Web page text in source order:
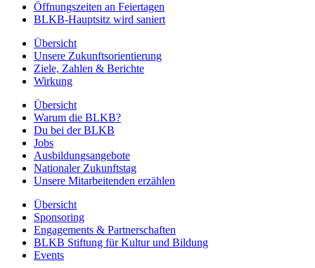
Öffnungszeiten an Feiertagen
BLKB-Hauptsitz wird saniert
Übersicht
Unsere Zukunftsorientierung
Ziele, Zahlen & Berichte
Wirkung
Übersicht
Warum die BLKB?
Du bei der BLKB
Jobs
Ausbildungsangebote
Nationaler Zukunftstag
Unsere Mitarbeitenden erzählen
Übersicht
Sponsoring
Engagements & Partnerschaften
BLKB Stiftung für Kultur und Bildung
Events